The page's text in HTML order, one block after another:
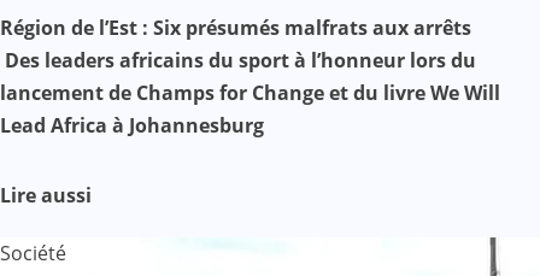
Mail
N
a
v
i
g
Région de l’Est : Six présumés malfrats aux arrêts
Des leaders africains du sport à l’honneur lors du
lancement de Champs for Change et du livre We Will
Lead Africa à Johannesburg
Lire aussi
Société